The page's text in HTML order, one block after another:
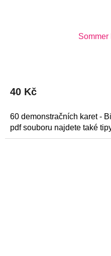
Sommer
40 Kč
60 demonstračních karet -
pdf souboru najdete také